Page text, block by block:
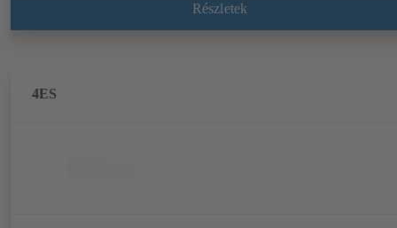
Részletek
4ES